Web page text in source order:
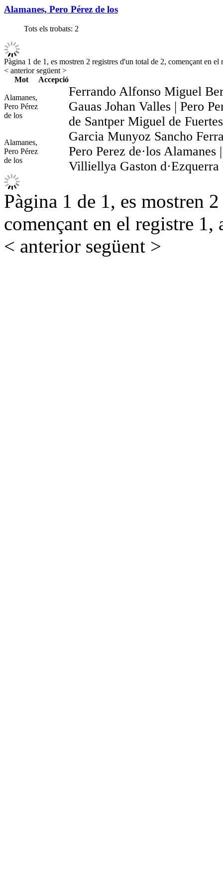
Alamanes, Pero Pérez de los
Tots els trobats: 2
Pàgina 1 de 1, es mostren 2 registres d'un total de 2, començant en el
< anteriorsegüent >
Mot
Accepció
Alamanes,
Pero Pérez
de los
Ferrando Alfonso Miguel
Gauas Johan Valles | Pero
de Santper Miguel de
Alamanes,
Pero Pérez
de los
Garcia Munyoz Sancho
Pero Perez de·los
Villiellya Gaston
Pàgina 1 de 1, es mostren
començant en el registre 1,
< anterior següent >